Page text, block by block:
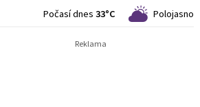
Počasí dnes 33°C Polojasno